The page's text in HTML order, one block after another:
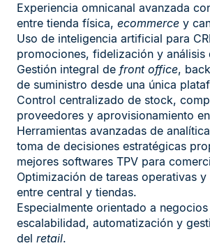
Experiencia omnicanal avanzada
entre tienda física, ecommerce y
Uso de inteligencia artificial para
promociones, fidelización y análisis
Gestión integral de front office,
de suministro desde una única
Control centralizado de stock,
proveedores y aprovisionamiento
Herramientas avanzadas de
toma de decisiones estratégicas
mejores softwares TPV para
Optimización de tareas operativas
entre central y tiendas.
Especialmente orientado a
escalabilidad, automatización y
del retail.